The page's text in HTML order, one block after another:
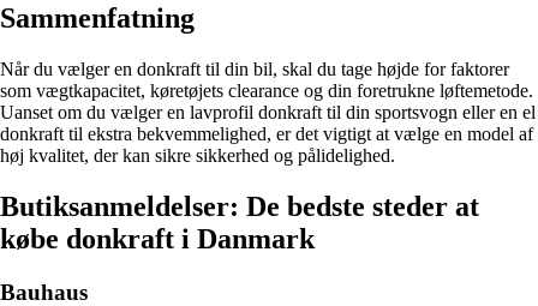
Sammenfatning
Når du vælger en donkraft til din bil, skal du tage højde for faktorer
som vægtkapacitet, køretøjets clearance og din foretrukne løftemetode.
Uanset om du vælger en lavprofil donkraft til din sportsvogn eller en el
donkraft til ekstra bekvemmelighed, er det vigtigt at vælge en model af
høj kvalitet, der kan sikre sikkerhed og pålidelighed.
Butiksanmeldelser: De bedste steder at
købe donkraft i Danmark
Bauhaus